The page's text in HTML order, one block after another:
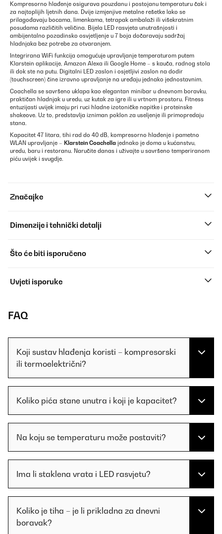
Kompresorno hlađenje osigurava pouzdanu i postojanu temperaturu čak i
za najtoplijih ljetnih dana. Dvije izmjenjive metalne rešetke lako se
prilagođavaju bocama, limenkama, tetrapak ambalaži ili višekratnim
posudama različitih veličina. Bijela LED rasvjeta unutrašnjosti i
ambijentalno pozadinsko osvjetljenje u 7 boja dočaravaju sadržaj
hladnjaka bez potrebe za otvaranjem.
Integrirana WiFi funkcija omogućuje upravljanje temperaturom putem
Klarstein aplikacije, Amazon Alexa ili Google Home – s kauča, radnog stola
ili dok ste na putu. Digitalni LED zaslon i osjetljivi zaslon na dodir
(touchscreen) čine izravno upravljanje na uređaju jednako jednostavnim.
Coachella se savršeno uklapa kao elegantan minibar u dnevnom boravku,
praktičan hladnjak u uredu, uz kutak za igre ili u vrtnom prostoru. Fitness
entuzijasti uvijek imaju pri ruci hladne izotoničke napitke i proteinske
shakeove. Uz to, predstavlja izniman poklon za useljenje ili primopredaju
stana.
Kapacitet 47 litara, tihi rad do 40 dB, kompresorno hlađenje i pametno
WLAN upravljanje – Klarstein Coachella jednako je doma u kućanstvu,
uredu, baru i restoranu. Naručite danas i uživajte u savršeno temperiranom
piću uvijek i svugdje.
Značajke
Dimenzije i tehnički detalji
Što će biti isporučeno
Uvjeti isporuke
FAQ
Koji sustav hlađenja koristi – kompresorski
ili termoelektrični?
Koliko pića stane unutra i koji je kapacitet?
Na koju se temperaturu može postaviti?
Ima li staklena vrata i LED rasvjetu?
Koliko je tiha – je li prikladna za dnevni
boravak?